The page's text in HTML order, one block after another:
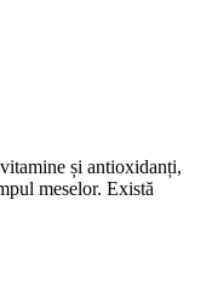
și antioxidanți,
meselor. Există